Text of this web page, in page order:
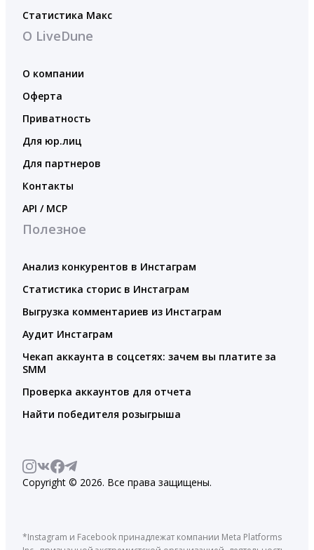
Статистика Макс
О LiveDune
О компании
Оферта
Приватность
Для юр.лиц
Для партнеров
Контакты
API / MCP
Полезное
Анализ конкурентов в Инстаграм
Статистика сторис в Инстаграм
Выгрузка комментариев из Инстаграм
Аудит Инстаграм
Чекап аккаунта в соцсетях: зачем вы платите за
SMM
Проверка аккаунтов для отчета
Найти победителя розыгрыша
Copyright © 2026. Все права защищены.
*Instagram и Facebook принадлежат компании Meta Platforms